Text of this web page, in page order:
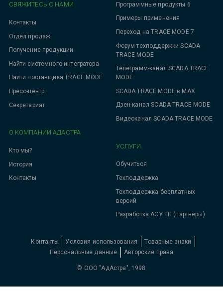
Программные продукты 6
Примеры применения
Переход на TRACE MODE 7
Форум техподдержки SCADA
TRACE MODE
Телеграмм-канал SCADA TRACE
MODE
SCADA TRACE MODE в MAX
Дзен-канал SCADA TRACE MODE
Видеоканал SCADA TRACE MODE
УСЛУГИ
Обучиться
Техподдержка
Техподдержка бесплатных
версий
Разработка АСУ ТП (партнеры)
СВЯЖИТЕСЬ С НАМИ
Контакты
Отдел продаж
Получение продукции
Найти системного интегратора
Найти поставщика TRACE MODE
Пресс-центр
Секретариат
О КОМПАНИИ АДАСТРА
Кто мы?
История
Контакты
Контакты Условия использования
Товарные знаки
Персональные данные
Авторские права
© ООО "АдАстра", 1998